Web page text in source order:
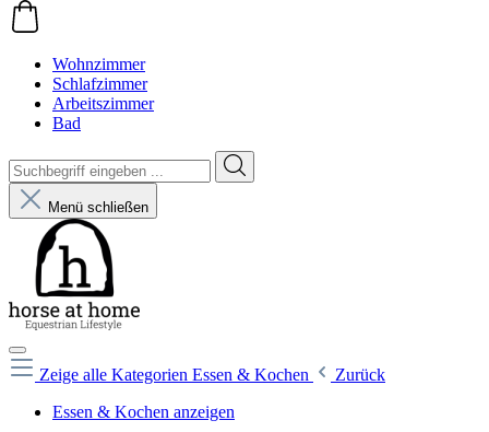
Wohnzimmer
Schlafzimmer
Arbeitszimmer
Bad
Menü schließen
Zeige alle Kategorien Essen & Kochen
Zurück
Essen & Kochen anzeigen